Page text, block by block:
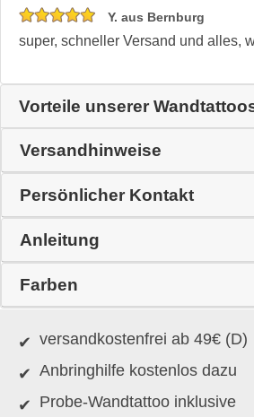
Y. aus Bernburg
super, schneller Versand und alles,
Vorteile unserer
Versandhinweise
Persönlicher Kontakt
Anleitung
Farben
versandkostenfrei ab 49€ (D)
Anbringhilfe kostenlos dazu
Probe-Wandtattoo inklusive